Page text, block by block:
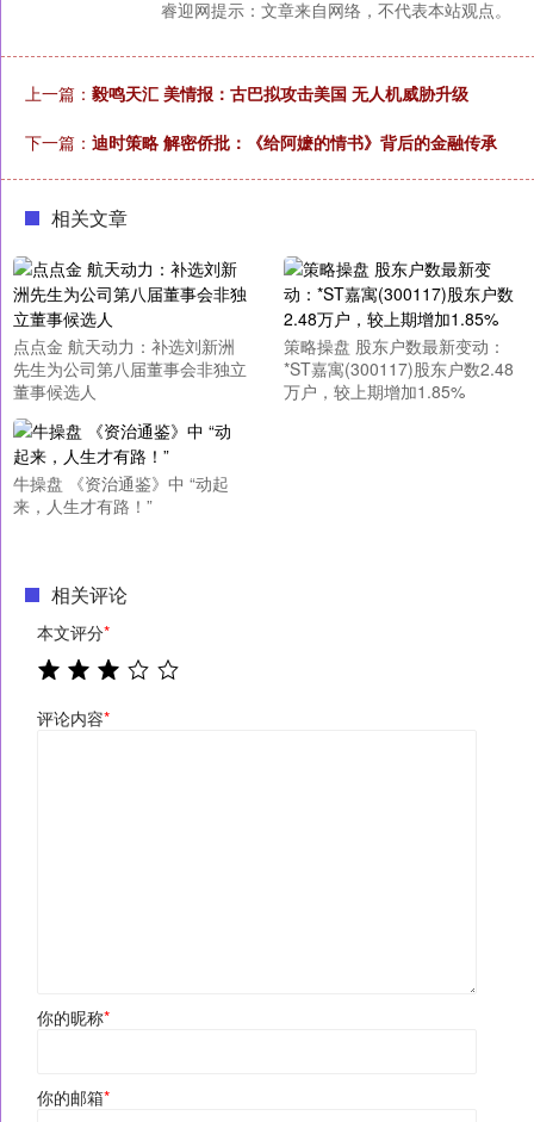
睿迎网提示：文章来自网络，不代表本站观点。
上一篇： 毅鸣天汇 美情报：古巴拟攻击美国 无人机威胁升级
下一篇： 迪时策略 解密侨批：《给阿嬷的情书》背后的金融传承
相关文章
点点金 航天动力：补选刘新洲
先生为公司第八届董事会非独立
董事候选人
策略操盘 股东户数最新变动：
*ST嘉寓(300117)股东户数2.48
万户，较上期增加1.85%
牛操盘 《资治通鉴》中 “动起
来，人生才有路！”
相关评论
本文评分*
评论内容*
你的昵称*
你的邮箱*